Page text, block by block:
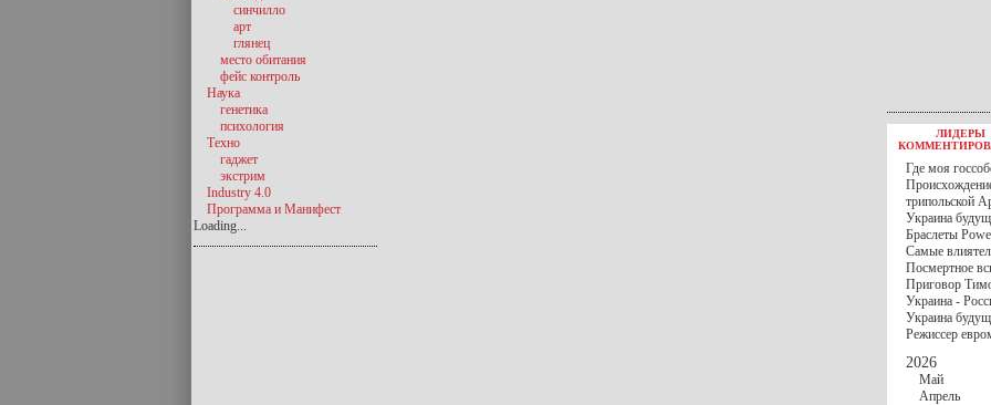
синчилло
арт
глянец
место обитания
фейс контроль
Наука
генетика
психология
Техно
гаджет
экстрим
Industry 4.0
Программа и Манифест
Loading...
30 Ноября С 1
30 Ноября
РФ
27 Ноября
ВВП
госбюджете
27 Ноября
Турции
17 Ноября
шестилетнего
16 Ноября
13 Ноября
10 Ноября
10 Ноября
особом статусе
03 Ноября
ЛИДЕРЫ
Где моя
трипольской
Украина
Браслеты
Самые
Посмертное
Приговор
Украина -
Украина
Режиссер
2026
Май
Апрель